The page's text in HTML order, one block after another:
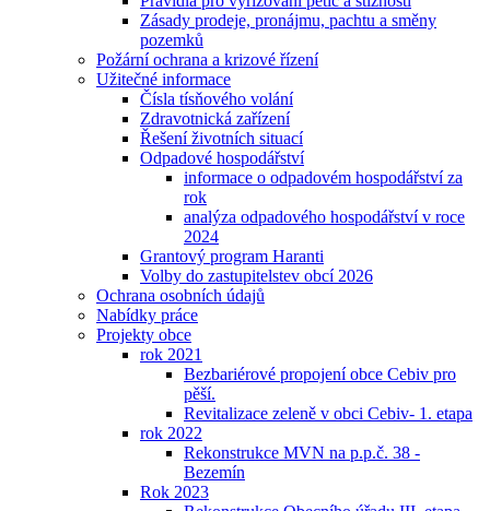
Zásady prodeje, pronájmu, pachtu a směny
pozemků
Požární ochrana a krizové řízení
Užitečné informace
Čísla tísňového volání
Zdravotnická zařízení
Řešení životních situací
Odpadové hospodářství
informace o odpadovém hospodářství za
rok
analýza odpadového hospodářství v roce
2024
Grantový program Haranti
Volby do zastupitelstev obcí 2026
Ochrana osobních údajů
Nabídky práce
Projekty obce
rok 2021
Bezbariérové propojení obce Cebiv pro
pěší.
Revitalizace zeleně v obci Cebiv- 1. etapa
rok 2022
Rekonstrukce MVN na p.p.č. 38 -
Bezemín
Rok 2023